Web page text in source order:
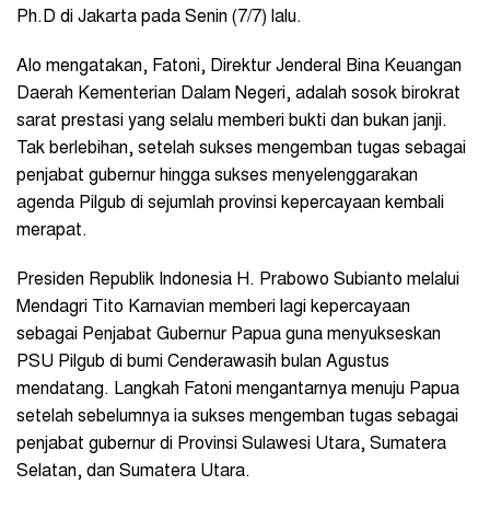
Ph.D di Jakarta pada Senin (7/7) lalu.
Alo mengatakan, Fatoni, Direktur Jenderal Bina Keuangan
Daerah Kementerian Dalam Negeri, adalah sosok birokrat
sarat prestasi yang selalu memberi bukti dan bukan janji.
Tak berlebihan, setelah sukses mengemban tugas sebagai
penjabat gubernur hingga sukses menyelenggarakan
agenda Pilgub di sejumlah provinsi kepercayaan kembali
merapat.
Presiden Republik Indonesia H. Prabowo Subianto melalui
Mendagri Tito Karnavian memberi lagi kepercayaan
sebagai Penjabat Gubernur Papua guna menyukseskan
PSU Pilgub di bumi Cenderawasih bulan Agustus
mendatang. Langkah Fatoni mengantarnya menuju Papua
setelah sebelumnya ia sukses mengemban tugas sebagai
penjabat gubernur di Provinsi Sulawesi Utara, Sumatera
Selatan, dan Sumatera Utara.